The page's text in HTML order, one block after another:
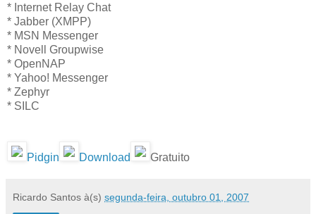
* Internet Relay Chat
* Jabber (XMPP)
* MSN Messenger
* Novell Groupwise
* OpenNAP
* Yahoo! Messenger
* Zephyr
* SILC
Pidgin Download Gratuito
Ricardo Santos à(s) segunda-feira, outubro 01, 2007